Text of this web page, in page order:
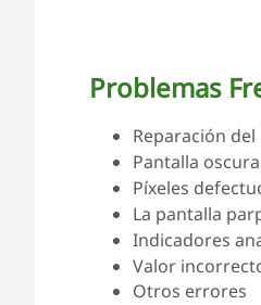
Problemas
Reparación
Pantalla oscura
Píxeles
La pantalla
Indicadores
Valor
Otros errores